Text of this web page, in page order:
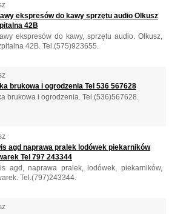
ekspresów do kawy sprzętu audio Olkusz
42B
ekspresów do kawy, sprzętu audio. Olkusz,
42B. Tel.(575)923655.
brukowa i ogrodzenia Tel 536 567628
brukowa i ogrodzenia. Tel.(536)567628.
agd naprawa pralek lodówek piekarników
Tel 797 243344
agd, naprawa pralek, lodówek, piekarników,
Tel.(797)243344.